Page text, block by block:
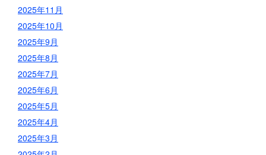
2025年11月
2025年10月
2025年9月
2025年8月
2025年7月
2025年6月
2025年5月
2025年4月
2025年3月